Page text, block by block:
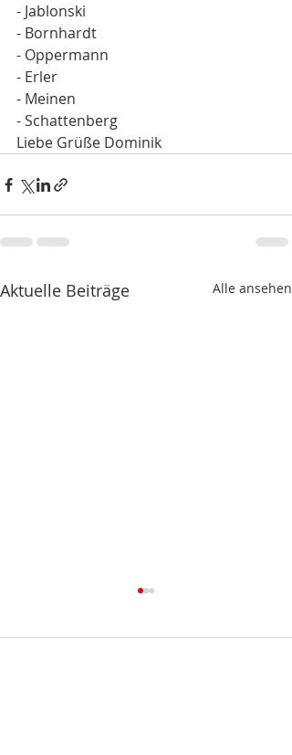
- Jablonski
- Bornhardt
- Oppermann
- Erler
- Meinen
- Schattenberg
Liebe Grüße Dominik
Aktuelle Beiträge Alle ansehen